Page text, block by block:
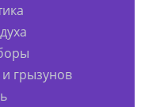
грызунов